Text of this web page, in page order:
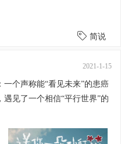
简说
2021-1-15
个声称能“看见未来”的患癌
见了一个相信“平行世界”的